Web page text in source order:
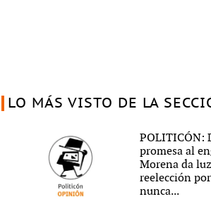
LO MÁS VISTO DE LA
POLITICÓN:
promesa al
Morena da
reelección
nunca...